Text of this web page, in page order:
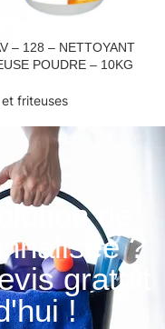
– 128 – NETTOYANT
POUDRE – 10KG
et friteuses
de
?
gratuit
!